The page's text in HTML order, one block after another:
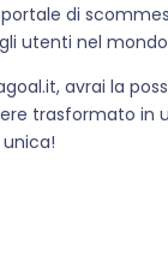
di
utenti nel
avrai la
trasformato in